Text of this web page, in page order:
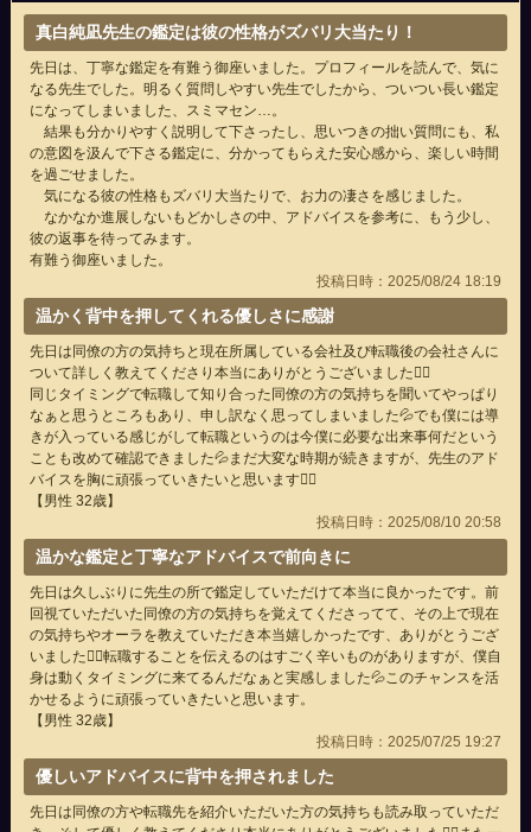
真白純凪先生の鑑定は彼の性格がズバリ大当たり！
先日は、丁寧な鑑定を有難う御座いました。プロフィールを読んで、気に
なる先生でした。明るく質問しやすい先生でしたから、ついつい長い鑑定
になってしまいました、スミマセン…。
結果も分かりやすく説明して下さったし、思いつきの拙い質問にも、私
の意図を汲んで下さる鑑定に、分かってもらえた安心感から、楽しい時間
を過ごせました。
気になる彼の性格もズバリ大当たりで、お力の凄さを感じました。
なかなか進展しないもどかしさの中、アドバイスを参考に、もう少し、
彼の返事を待ってみます。
有難う御座いました。
投稿日時：2025/08/24 18:19
温かく背中を押してくれる優しさに感謝
先日は同僚の方の気持ちと現在所属している会社及び転職後の会社さんに
ついて詳しく教えてくださり本当にありがとうございました🙇‍♂
同じタイミングで転職して知り合った同僚の方の気持ちを聞いてやっぱり
なぁと思うところもあり、申し訳なく思ってしまいました💦でも僕には導
きが入っている感じがして転職というのは今僕に必要な出来事何だという
ことも改めて確認できました💦まだ大変な時期が続きますが、先生のアド
バイスを胸に頑張っていきたいと思います🙇‍♂
【男性 32歳】
投稿日時：2025/08/10 20:58
温かな鑑定と丁寧なアドバイスで前向きに
先日は久しぶりに先生の所で鑑定していただけて本当に良かったです。前
回視ていただいた同僚の方の気持ちを覚えてくださってて、その上で現在
の気持ちやオーラを教えていただき本当嬉しかったです、ありがとうござ
いました🙇‍♂転職することを伝えるのはすごく辛いものがありますが、僕自
身は動くタイミングに来てるんだなぁと実感しました💦このチャンスを活
かせるように頑張っていきたいと思います。
【男性 32歳】
投稿日時：2025/07/25 19:27
優しいアドバイスに背中を押されました
先日は同僚の方や転職先を紹介いただいた方の気持ちも読み取っていただ